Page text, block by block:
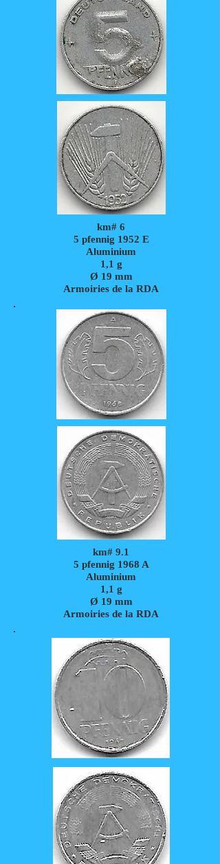
km# 6
5 pfennig 1952 E
Aluminium
1,1 g
Ø 19 mm
Armoiries de la RDA
km# 9.1
5 pfennig 1968 A
Aluminium
1,1 g
Ø 19 mm
Armoiries de la RDA